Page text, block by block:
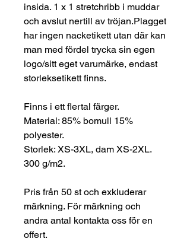
insida. 1 x 1 stretchribb i muddar
och avslut nertill av tröjan.Plagget
har ingen nacketikett utan där kan
man med fördel trycka sin egen
logo/sitt eget varumärke, endast
storleksetikett finns.
Finns i ett flertal färger.
Material: 85% bomull 15%
polyester.
Storlek: XS-3XL, dam XS-2XL.
300 g/m2.
Pris från 50 st och exkluderar
märkning. För märkning och
andra antal kontakta oss för en
offert.